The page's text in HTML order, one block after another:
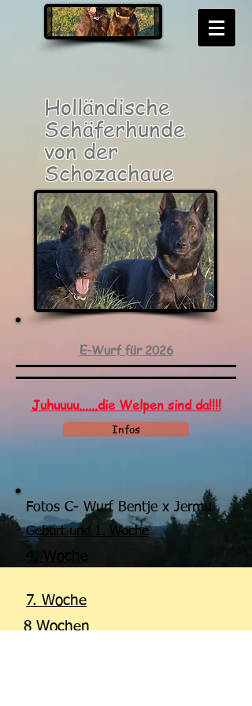
Holländische
Schäferhunde
von der
Schozachaue
E-Wurf für 2026
Juhuuuu......die Welpen sind da!!!!
Infos
Fotos C- Wurf Bentje x Jermu
Geburt und 1. Woche
4. Woche
7. Woche
8 Wochen